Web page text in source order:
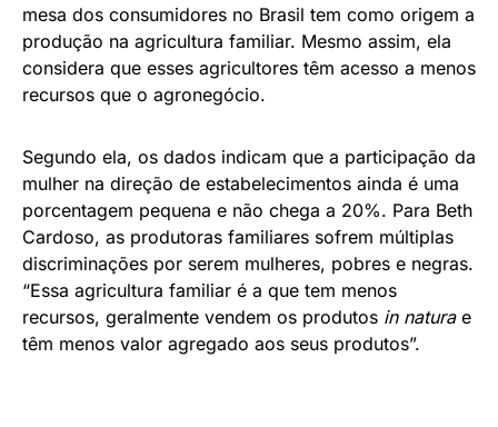
mesa dos consumidores no Brasil tem como origem a
produção na agricultura familiar. Mesmo assim, ela
considera que esses agricultores têm acesso a menos
recursos que o agronegócio.
Segundo ela, os dados indicam que a participação da
mulher na direção de estabelecimentos ainda é uma
porcentagem pequena e não chega a 20%. Para Beth
Cardoso, as produtoras familiares sofrem múltiplas
discriminações por serem mulheres, pobres e negras.
“Essa agricultura familiar é a que tem menos
recursos, geralmente vendem os produtos in naturae
têm menos valor agregado aos seus produtos”.